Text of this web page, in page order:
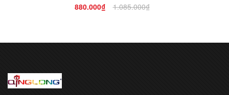
880.000₫ 1.085.000₫